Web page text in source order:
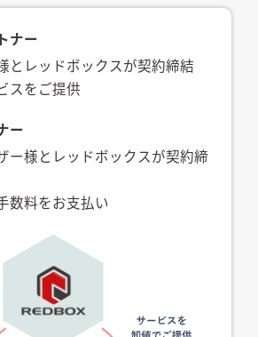
ナー
とレッドボックスが契約締結
スをご提供
ー
ー様とレッドボックスが契約締
数料をお⽀払い